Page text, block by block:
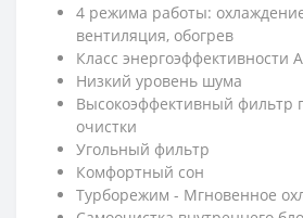
4 режима работы:
вентиляция, обогрев
Класс энергоэффективности А
Низкий уровень шума
Высокоэффективный фильтр
очистки
Угольный фильтр
Комфортный сон
Турборежим - Мгновенное